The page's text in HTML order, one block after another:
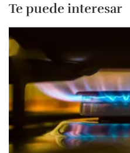
Te puede interesar